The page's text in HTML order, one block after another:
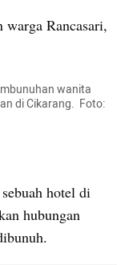
Rancasari,
wanita
di Cikarang.  Foto:
hotel di
hubungan